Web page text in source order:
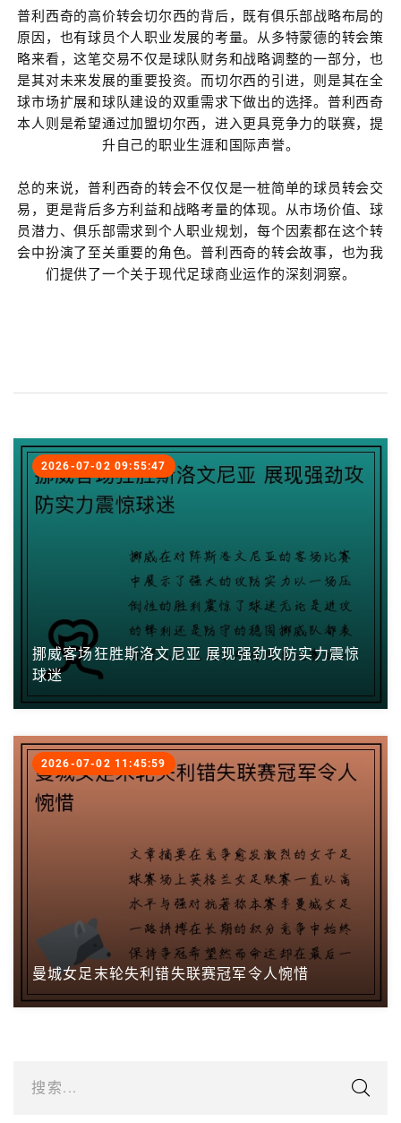
普利西奇的高价转会切尔西的背后，既有俱乐部战略布局的
原因，也有球员个人职业发展的考量。从多特蒙德的转会策
略来看，这笔交易不仅是球队财务和战略调整的一部分，也
是其对未来发展的重要投资。而切尔西的引进，则是其在全
球市场扩展和球队建设的双重需求下做出的选择。普利西奇
本人则是希望通过加盟切尔西，进入更具竞争力的联赛，提
升自己的职业生涯和国际声誉。
总的来说，普利西奇的转会不仅仅是一桩简单的球员转会交
易，更是背后多方利益和战略考量的体现。从市场价值、球
员潜力、俱乐部需求到个人职业规划，每个因素都在这个转
会中扮演了至关重要的角色。普利西奇的转会故事，也为我
们提供了一个关于现代足球商业运作的深刻洞察。
挪威客场狂胜斯洛文尼亚 展现强劲攻防实力震惊
球迷
2026-07-02 09:55:47
曼城女足末轮失利错失联赛冠军令人惋惜
2026-07-02 11:45:59
搜索...